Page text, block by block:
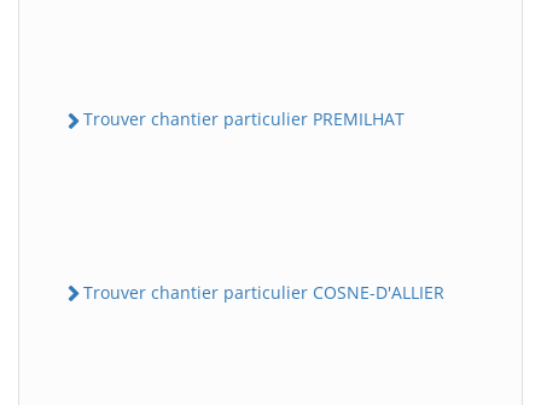
Trouver chantier particulier PREMILHAT
Trouver chantier particulier COSNE-D'ALLIER